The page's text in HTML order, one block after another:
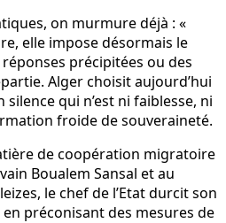
on murmure déjà : «
elle impose désormais le
précipitées ou des
Alger choisit aujourd’hui
qui n’est ni faiblesse, ni
froide de souveraineté.
de coopération migratoire
Boualem Sansal et au
le chef de l’Etat durcit son
en préconisant des mesures de